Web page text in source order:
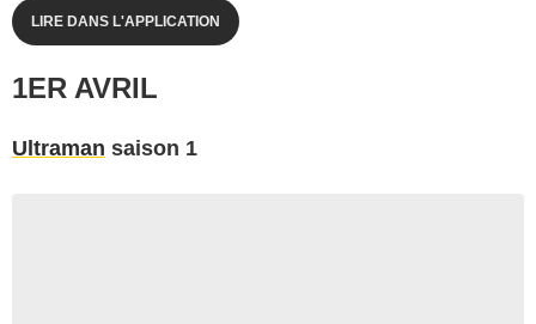
LIRE DANS L'APPLICATION
1ER AVRIL
Ultraman saison 1